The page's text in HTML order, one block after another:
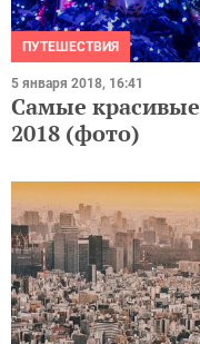
ПУТЕШЕСТВИЯ
5 января 2018, 16:41
Самые
2018 (фото)